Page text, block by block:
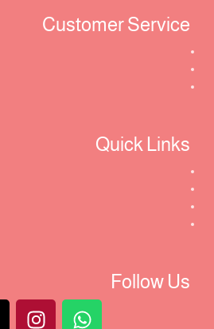
Customer Service ​
Quick Links​
Follow Us